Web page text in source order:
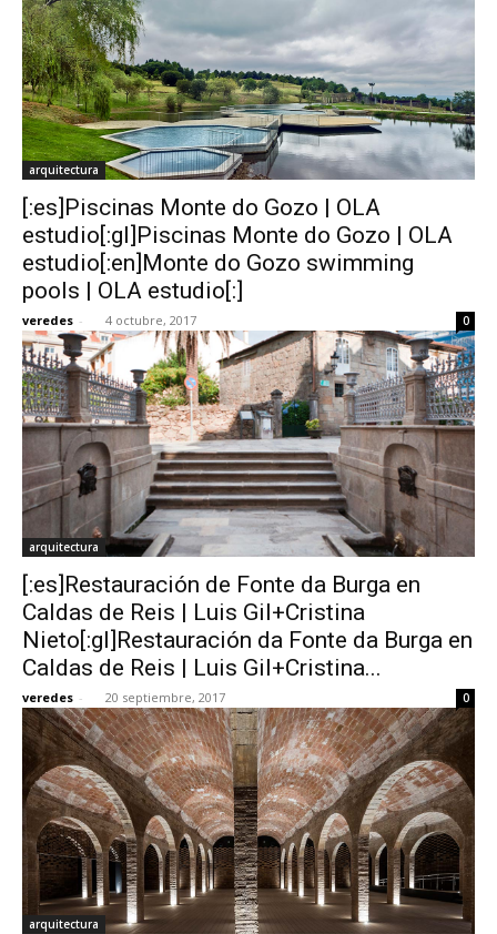
arquitectura
[:es]Piscinas Monte do Gozo | OLA
estudio[:gl]Piscinas Monte do Gozo | OLA
estudio[:en]Monte do Gozo swimming
pools | OLA estudio[:]
veredes - 4 octubre, 2017 0
arquitectura
[:es]Restauración de Fonte da Burga en
Caldas de Reis | Luis Gil+Cristina
Nieto[:gl]Restauración da Fonte da Burga en
Caldas de Reis | Luis Gil+Cristina...
veredes - 20 septiembre, 2017 0
arquitectura